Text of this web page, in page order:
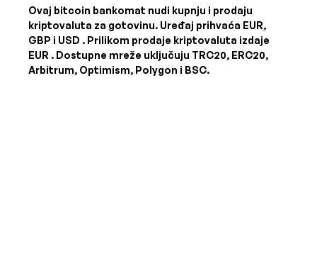
Ovaj bitcoin bankomat nudi kupnju i prodaju
kriptovaluta za gotovinu. Uređaj prihvaća EUR,
GBP i USD . Prilikom prodaje kriptovaluta izdaje
EUR . Dostupne mreže uključuju TRC20, ERC20,
Arbitrum, Optimism, Polygon i BSC.